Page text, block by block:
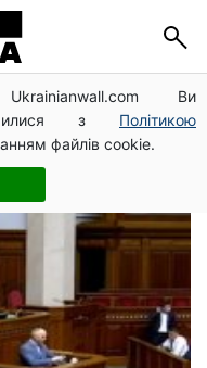
Ви
з Політикою
файлів cookie.